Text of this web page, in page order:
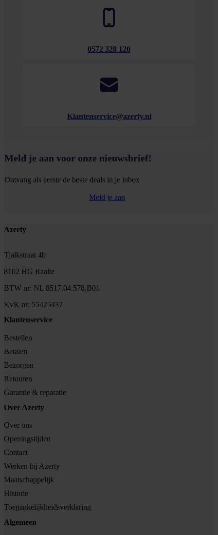
0572 328 120
Klantenservice@azerty.nl
Meld je aan voor onze nieuwsbrief!
Ontvang als eerste de beste deals in je inbox
Meld je aan
Footer
Azerty
Tjalkstraat 4b
8102 HG Raalte
BTW nr: NL 8517.04.578.B01
KvK nr: 55425437
Klantenservice
Bestellen
Betalen
Bezorgen
Retouren
Garantie & reparatie
Over Azerty
Over ons
Openingstijden
Contact
Werken bij Azerty
Maatschappelijk
Historie
Toegankelijkheidsverklaring
Algemeen